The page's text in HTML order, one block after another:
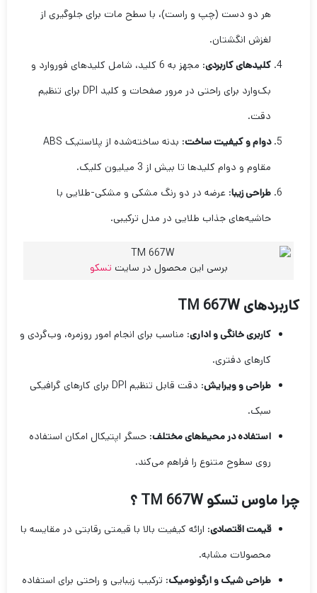
هر دو دست (چپ و راست)، با سطح مات برای جلوگیری از
لغزش انگشتان.
کلیدهای کاربردی
: مجهز به 6 کلید، شامل کلیدهای فوروارد و
بک‌وارد برای راحتی در مرور صفحات و کلید DPI برای تنظیم
دقت.
دوام و کیفیت ساخت
: بدنه ساخته‌شده از پلاستیک ABS
مقاوم و دوام کلیدها تا بیش از 3 میلیون کلیک.
طراحی زیبا: عرضه در دو رنگ مشکی و مشکی-طلایی با
حاشیه‌های جذاب طلایی در مدل ترکیبی.
برسی این محصول در سایت تسکو
کاربردهای TM 667W
کاربری خانگی و اداری: مناسب برای انجام امور روزمره، وب‌گردی و
کارهای دفتری.
طراحی و ویرایش
: دقت قابل تنظیم DPI برای کارهای گرافیکی
سبک.
استفاده در محیط‌های مختلف: حسگر اپتیکال امکان استفاده
روی سطوح متنوع را فراهم می‌کند.
چرا ماوس تسکو TM 667W ؟
قیمت اقتصادی: ارائه کیفیت بالا با قیمتی رقابتی در مقایسه با
محصولات مشابه.
طراحی شیک و ارگونومیک: ترکیب زیبایی و راحتی برای استفاده